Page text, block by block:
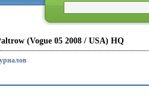
(Vogue 05 2008 / USA) HQ